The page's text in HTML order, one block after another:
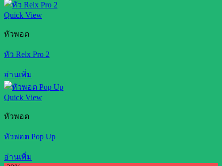
Quick View
หัวพอต
หัว Relx Pro 2
อ่านเพิ่ม
Quick View
หัวพอต
หัวพอต Pop Up
อ่านเพิ่ม